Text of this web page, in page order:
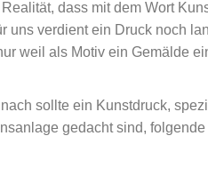
dass mit dem Wort
uns verdient ein Druck noch
weil als Motiv ein Gemälde
sollte ein Kunstdruck,
gedacht sind, folgende